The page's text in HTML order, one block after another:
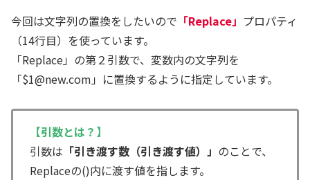
今回は文字列の置換をしたいので 「Replace」 プロパティ
（14行目）を使っています。
「Replace」の第２引数で、変数内の文字列を
「$1@new.com」に置換するように指定しています。
【引数とは？】
引数は 「引き渡す数（引き渡す値）」 のことで、
Replaceの()内に渡す値を指します。